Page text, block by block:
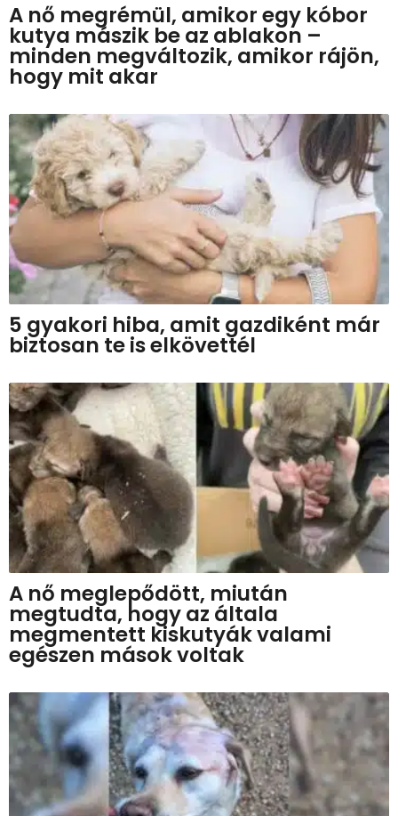
A nő megrémül, amikor egy kóbor
kutya mászik be az ablakon –
minden megváltozik, amikor rájön,
hogy mit akar
5 gyakori hiba, amit gazdiként már
biztosan te is elkövettél
A nő meglepődött, miután
megtudta, hogy az általa
megmentett kiskutyák valami
egészen mások voltak